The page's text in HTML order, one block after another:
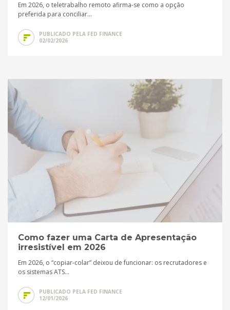
Em 2026, o teletrabalho remoto afirma-se como a opção
preferida para conciliar...
PUBLICADO PELA FED FINANCE
02/02/2026
Como fazer uma Carta de Apresentação
irresistível em 2026
Em 2026, o “copiar-colar” deixou de funcionar: os recrutadores e
os sistemas ATS...
PUBLICADO PELA FED FINANCE
12/01/2026